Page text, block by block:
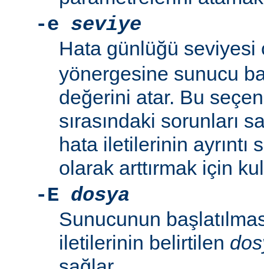
-e seviye
Hata günlüğü
yönergesine sunucu
değerini atar. Bu
sırasındaki sorunları
hata iletilerinin ayrıntı
olarak arttırmak için
-E dosya
Sunucunun
iletilerinin belirtilen